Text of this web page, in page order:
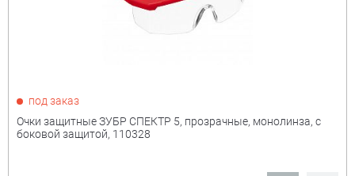
под заказ
Очки защитные ЗУБР СПЕКТР 5, прозрачные, монолинза, с
боковой защитой, 110328